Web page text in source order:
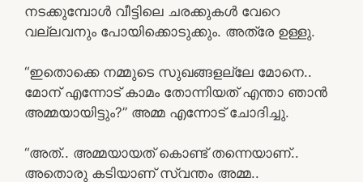
നടക്കുമ്പോൾ വീട്ടിലെ ചരക്കുകൾ വേറെ
വല്ലവനും പോയിക്കൊടുക്കും. അത്രേ ഉള്ളു.
“ഇതൊക്കെ നമ്മുടെ സുഖങ്ങളല്ലേ മോനെ..
മോന് എന്നോട് കാമം തോന്നിയത് എന്താ ഞാൻ
അമ്മയായിട്ടും?” അമ്മ എന്നോട് ചോദിച്ചു.
“അത്.. അമ്മയായത് കൊണ്ട് തന്നെയാണ്..
അതൊരു കടിയാണ് സ്വന്തം അമ്മ..